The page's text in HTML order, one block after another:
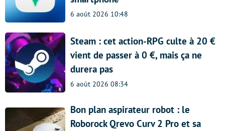
6 août 2026 10:48
Steam : cet action-RPG culte à 20 €
vient de passer à 0 €, mais ça ne
durera pas
6 août 2026 08:34
Bon plan aspirateur robot : le
Roborock Qrevo Curv 2 Pro et sa